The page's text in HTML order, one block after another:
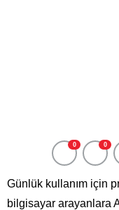
0 0
Günlük kullanım için
bilgisayar arayanlara